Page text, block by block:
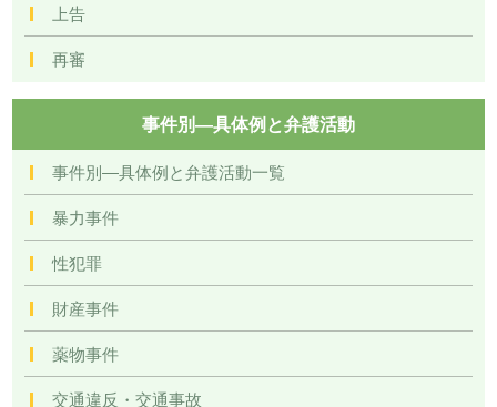
上告
再審
事件別―具体例と弁護活動
事件別―具体例と弁護活動一覧
暴力事件
性犯罪
財産事件
薬物事件
交通違反・交通事故